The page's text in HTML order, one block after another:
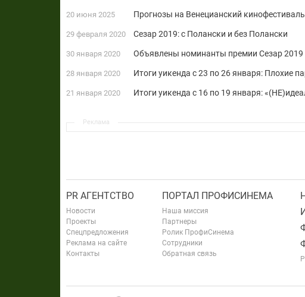
20 июня 2025 Прогнозы на Венецианский
29 февраля 2020 Сезар 2019: с Полански и без Полански
30 января 2020 Объявлены номинанты премии Сезар 2019
28 января 2020 Итоги уикенда с 23 по 26 января: Плохие
21 января 2020 Итоги уикенда с 16 по 19 января:
Реклама
PR АГЕНТСТВО
Новости
Проекты
Спецпредложения
Реклама на сайте
Контакты
ПОРТАЛ ПРОФИСИНЕМА
Наша миссия
Партнеры
Ролик ПрофиСинема
Сотрудники
Обратная связь